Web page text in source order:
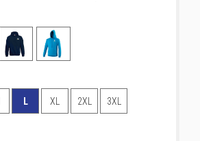
L XL 2XL 3XL